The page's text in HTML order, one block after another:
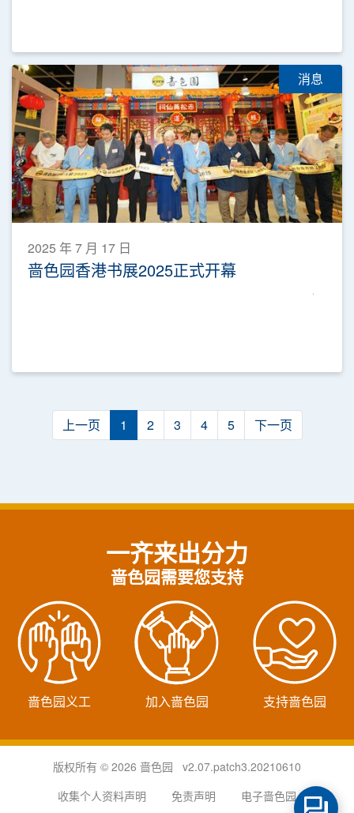
消息
2025 年 7 月 17 日
啬色园香港书展2025正式开幕
上一页 1 2 3 4 5 下一页
一齐来出分力
啬色园需要您支持
啬色园义工 加入啬色园 支持啬色园
版权所有 © 2026 啬色园 v2.07.patch3.20210610
收集个人资料声明
免责声明 电子啬色园